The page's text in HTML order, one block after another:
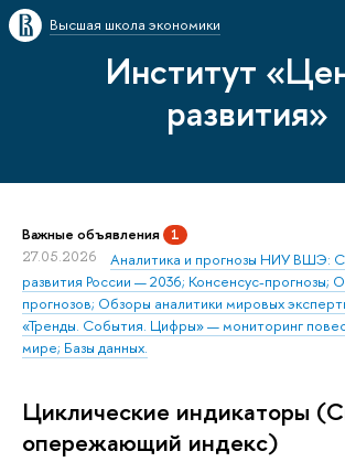
Высшая школа экономики
Институт
развития»
Важные объявления 1
27.05.2026
Аналитика и прогнозы НИУ ВШЭ:
развития России — 2036; Консенсус-прогнозы;
прогнозов; Обзоры аналитики мировых
«Тренды. События. Цифры» — мониторинг
мире; Базы данных.
Циклические индикаторы
опережающий индекс)